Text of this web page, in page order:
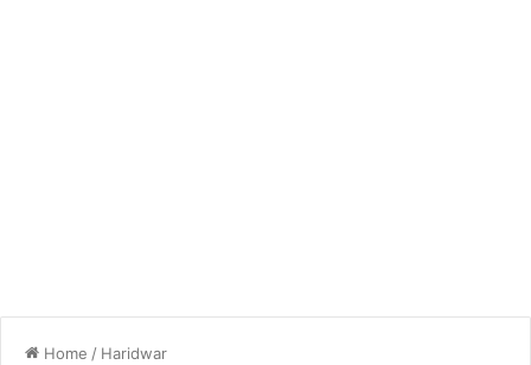
Home / Haridwar